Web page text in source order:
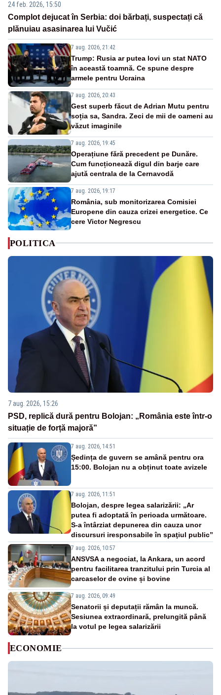
24 feb. 2026, 15:50
Complot dejucat în Serbia: doi bărbați, suspectați că
plănuiau asasinarea lui Vučić
7 aug. 2026, 21:42
Trump: Rusia ar putea lovi un stat NATO
în această toamnă. Ce spune despre
armele pentru Ucraina
7 aug. 2026, 20:43
Gest superb făcut de Adrian Mutu pentru
soția sa, Sandra. Zeci de mii de oameni au
văzut imaginile
7 aug. 2026, 19:45
Operațiune fără precedent pe Dunăre.
Cum funcționează digul din barje care
ajută centrala de la Cernavodă
7 aug. 2026, 19:17
România, sub monitorizarea Comisiei
Europene din cauza crizei energetice. Ce
cere Victor Negrescu
POLITICA
7 aug. 2026, 15:26
PSD, replică dură pentru Bolojan: „România este într-o
situație de forță majoră”
7 aug. 2026, 14:51
Ședința de guvern se amână pentru ora
15:00. Bolojan nu a obținut toate avizele
7 aug. 2026, 11:51
Bolojan, despre legea salarizării: „Ar
putea fi adoptată în perioada următoare.
S-a întârziat depunerea din cauza unor
discursuri iresponsabile în spaţiul public”
7 aug. 2026, 10:57
ANSVSA a negociat, la Ankara, un acord
pentru facilitarea tranzitului prin Turcia al
carcaselor de ovine și bovine
7 aug. 2026, 09:49
Senatorii și deputații rămân la muncă.
Sesiunea extraordinară, prelungită până
la votul pe legea salarizării
ECONOMIE